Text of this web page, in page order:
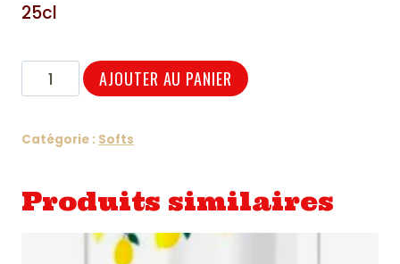
25cl
quantité
de
AJOUTER AU PANIER
Catégorie : Softs
Produits similaires